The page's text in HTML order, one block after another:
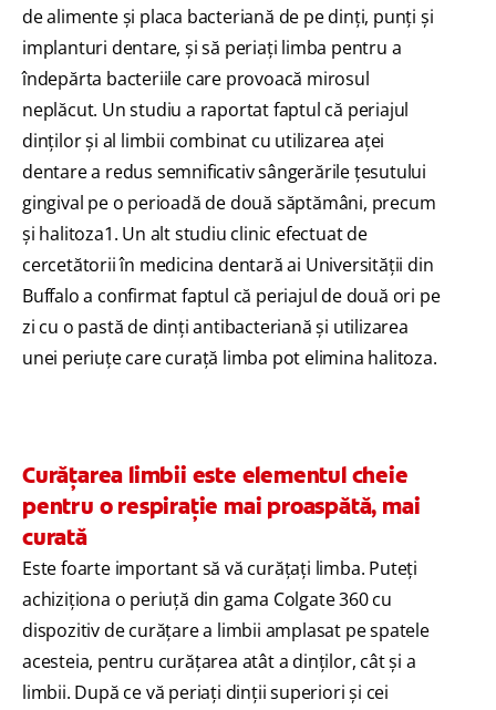
de alimente și placa bacteriană de pe dinți, punți și
implanturi dentare, și să periați limba pentru a
îndepărta bacteriile care provoacă mirosul
neplăcut. Un studiu a raportat faptul că periajul
dinților și al limbii combinat cu utilizarea aței
dentare a redus semnificativ sângerările țesutului
gingival pe o perioadă de două săptămâni, precum
și halitoza1. Un alt studiu clinic efectuat de
cercetătorii în medicina dentară ai Universității din
Buffalo a confirmat faptul că periajul de două ori pe
zi cu o pastă de dinți antibacteriană și utilizarea
unei periuțe care curață limba pot elimina halitoza.
Curățarea limbii este elementul cheie
pentru o respirație mai proaspătă, mai
curată
Este foarte important să vă curățați limba. Puteți
achiziționa o periuță din gama Colgate 360 cu
dispozitiv de curățare a limbii amplasat pe spatele
acesteia, pentru curățarea atât a dinților, cât și a
limbii. După ce vă periați dinții superiori și cei